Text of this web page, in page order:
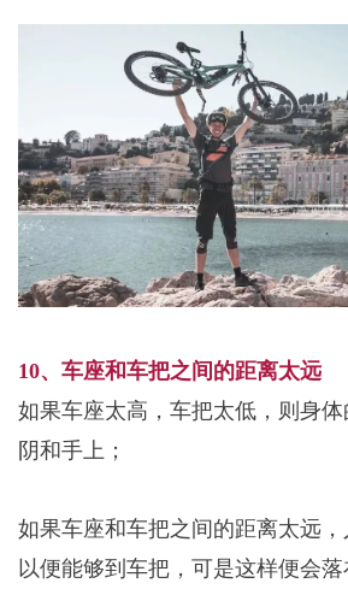
10、车座和车把之间的距离太远
如果车座太高，车把太低，则身
阴和手上；
如果车座和车把之间的距离太远
以便能够到车把，可是这样便会